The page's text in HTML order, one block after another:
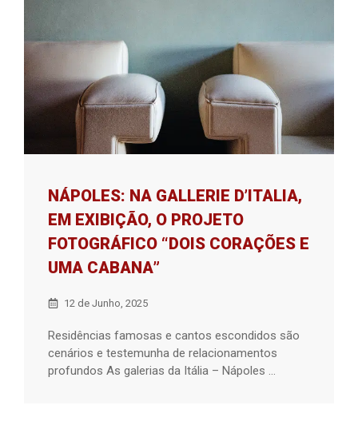
NÁPOLES: NA GALLERIE D’ITALIA,
EM EXIBIÇÃO, O PROJETO
FOTOGRÁFICO “DOIS CORAÇÕES E
UMA CABANA”
12 de Junho, 2025
Residências famosas e cantos escondidos são
cenários e testemunha de relacionamentos
profundos As galerias da Itália – Nápoles ...